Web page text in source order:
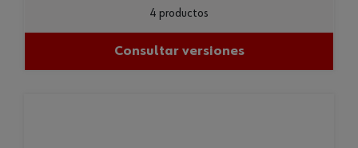
4 productos
Consultar versiones